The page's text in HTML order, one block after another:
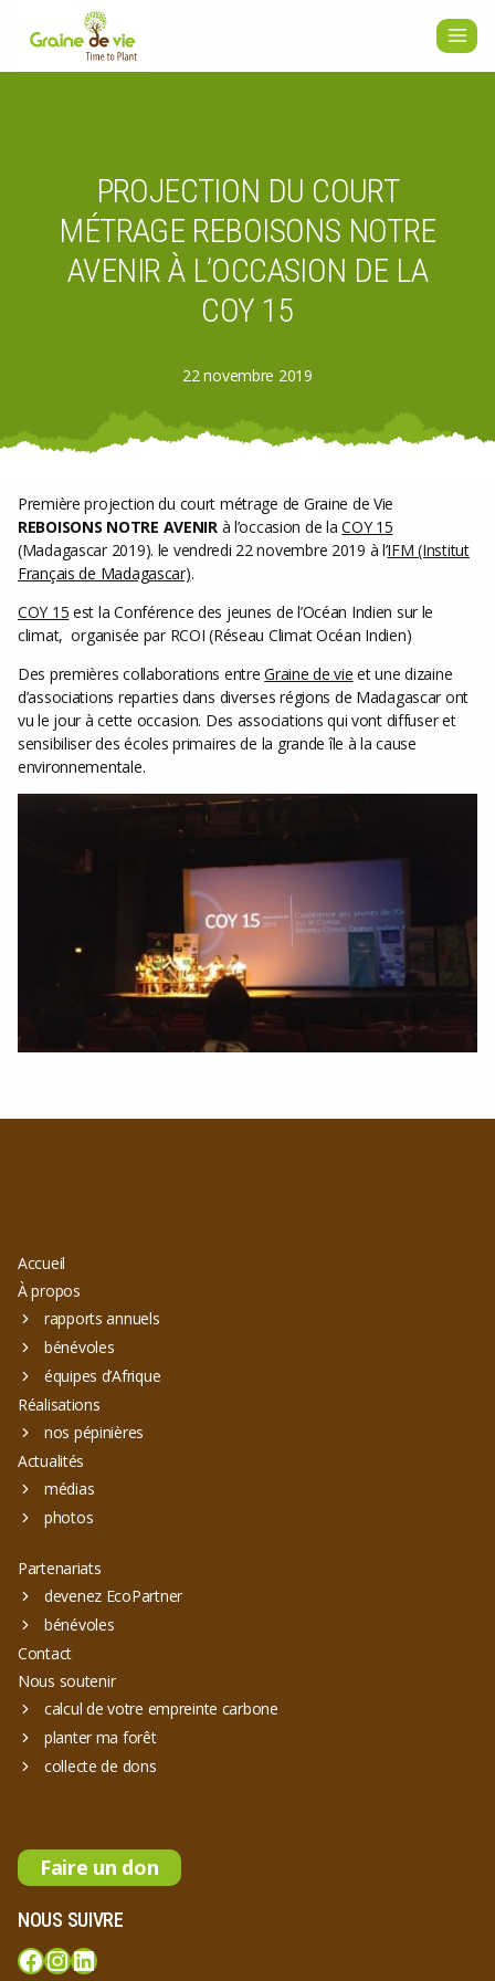
PROJECTION DU COURT
MÉTRAGE REBOISONS NOTRE
AVENIR À L’OCCASION DE LA
COY 15
22 novembre 2019
Première projection du court métrage de Graine de Vie
REBOISONS NOTRE AVENIRà l’occasion de laCOY 15
(Madagascar 2019). le vendredi 22 novembre 2019 à l’IFM (Institut
Français de Madagascar).
COY 15 est la Conférence des jeunes de l’Océan Indien sur le
climat, organisée par RCOI (Réseau Climat Océan Indien)
Des premières collaborations entreGraine de vie et une dizaine
d’associations reparties dans diverses régions de Madagascar ont
vu le jour à cette occasion. Des associations qui vont diffuser et
sensibiliser des écoles primaires de la grande île à la cause
environnementale.
Accueil
À propos
rapports annuels
bénévoles
équipes d’Afrique
Réalisations
nos pépinières
Actualités
médias
photos
Partenariats
devenez EcoPartner
bénévoles
Contact
Nous soutenir
calcul de votre empreinte carbone
planter ma forêt
collecte de dons
Faire un don
NOUS SUIVRE
Facebook
Instagram
LinkedIn